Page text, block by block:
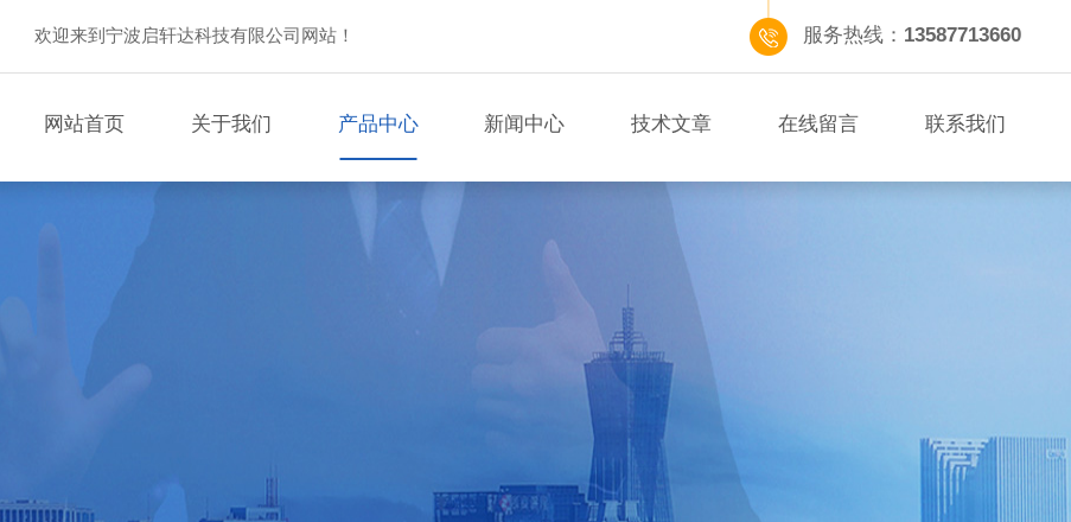
欢迎来到宁波启轩达科技有限公司网站！ 服务热线： 13587713660
网站首页 关于我们 产品中心 新闻中心 技术文章 在线留言 联系我们